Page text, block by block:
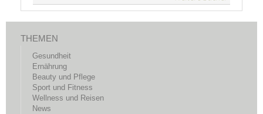
THEMEN
Gesundheit
Ernährung
Beauty und Pflege
Sport und Fitness
Wellness und Reisen
News